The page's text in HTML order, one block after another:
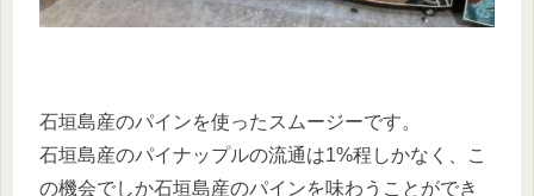
石垣島産のパインを使ったスムージーです。
石垣島産のパイナップルの流通は1%程しかなく、こ
の機会でしか石垣島産のパインを味わうことができ